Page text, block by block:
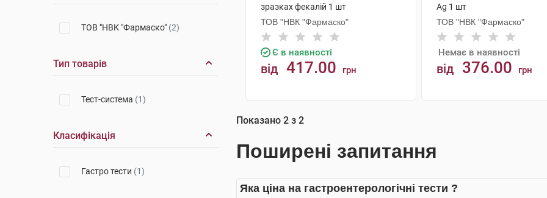
ТОВ "НВК "Фармаско" (2)
Тип товарів
Тест-система (1)
Класифікація
Гастро тести (1)
зразках фекалій 1 шт
ТОВ "НВК "Фармаско"
Є в наявності
від 417.00 грн
Ag 1 шт
ТОВ "НВК "Фармаско"
Немає в наявності
від 376.00 грн
Показано 2 з 2
Поширені запитання
Яка ціна на гастроентерологічні тести ?